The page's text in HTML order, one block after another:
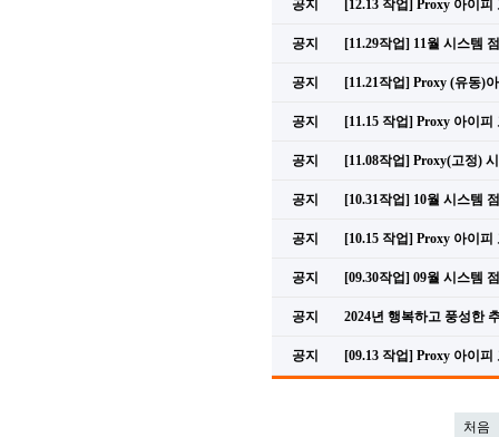
공지 [12.13 작업] Proxy 아이
공지 [11.29작업] 11월 시스템
공지 [11.21작업] Proxy (유동)
공지 [11.15 작업] Proxy 아이
공지 [11.08작업] Proxy(고정)
공지 [10.31작업] 10월 시스템
공지 [10.15 작업] Proxy 아이
공지 [09.30작업] 09월 시스템
공지 2024년 행복하고 풍성한
공지 [09.13 작업] Proxy 아이
처음